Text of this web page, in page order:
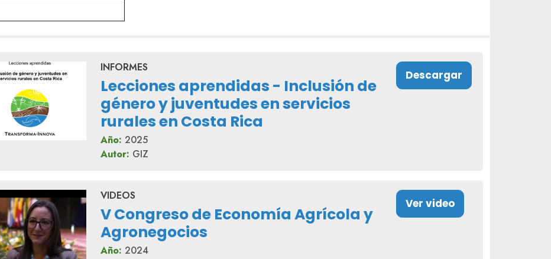
INFORMES
Lecciones aprendidas - Inclusión de
género y juventudes en servicios
rurales en Costa Rica
Año: 2025
Autor: GIZ
Descargar
VIDEOS
V Congreso de Economía Agrícola y
Agronegocios
Año: 2024
Ver video